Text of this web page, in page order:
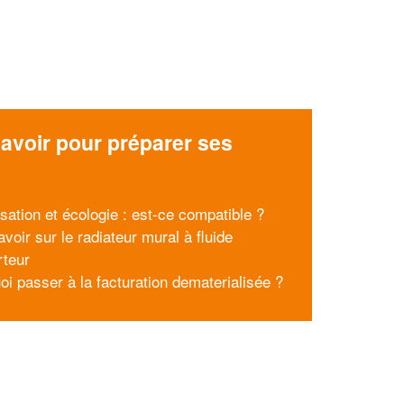
pour préparer ses
et écologie : est-ce compatible ?
sur le radiateur mural à fluide
passer à la facturation dematerialisée ?